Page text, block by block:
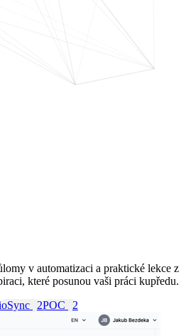
v automatizaci a praktické lekce z
které posunou vaši práci kupředu.
2POC 2